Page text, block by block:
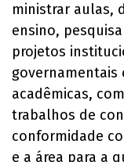
ministrar aulas,
ensino,
projetos
governamentais
acadêmicas,
trabalhos de
conformidade
e a área para a